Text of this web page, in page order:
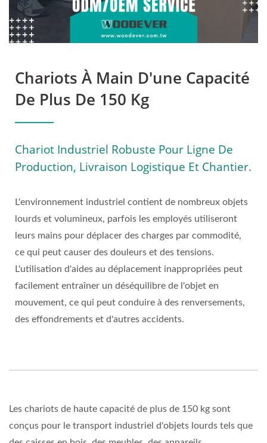
Chariots À Main D'une Capacité
De Plus De 150 Kg
Chariot Industriel Robuste Pour Ligne De
Production, Livraison Logistique Et Chantier.
L'environnement industriel contient de nombreux objets
lourds et volumineux, parfois les employés utiliseront
leurs mains pour déplacer des charges par commodité,
ce qui peut causer des douleurs et des tensions.
L'utilisation d'aides au déplacement inappropriées peut
facilement entraîner un déséquilibre de l'objet en
mouvement, ce qui peut conduire à des renversements,
des effondrements et d'autres accidents.
Les chariots de haute capacité de plus de 150 kg sont
conçus pour le transport industriel d'objets lourds tels que